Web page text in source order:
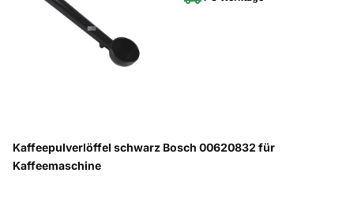
Kaffeepulverlöffel schwarz Bosch 00620832 für
Kaffeemaschine